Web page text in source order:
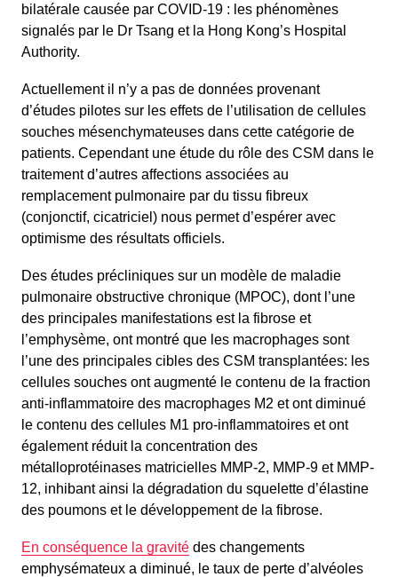
bilatérale causée par COVID-19 : les phénomènes
signalés par le Dr Tsang et la Hong Kong’s Hospital
Authority.
Actuellement il n’y a pas de données provenant
d’études pilotes sur les effets de l’utilisation de cellules
souches mésenchymateuses dans cette catégorie de
patients. Cependant une étude du rôle des CSM dans le
traitement d’autres affections associées au
remplacement pulmonaire par du tissu fibreux
(conjonctif, cicatriciel) nous permet d’espérer avec
optimisme des résultats officiels.
Des études précliniques sur un modèle de maladie
pulmonaire obstructive chronique (MPOC), dont l’une
des principales manifestations est la fibrose et
l’emphysème, ont montré que les macrophages sont
l’une des principales cibles des CSM transplantées: les
cellules souches ont augmenté le contenu de la fraction
anti-inflammatoire des macrophages M2 et ont diminué
le contenu des cellules M1 pro-inflammatoires et ont
également réduit la concentration des
métalloprotéinases matricielles MMP-2, MMP-9 et MMP-
12, inhibant ainsi la dégradation du squelette d’élastine
des poumons et le développement de la fibrose.
En conséquence la gravité des changements
emphysémateux a diminué, le taux de perte d’alvéoles